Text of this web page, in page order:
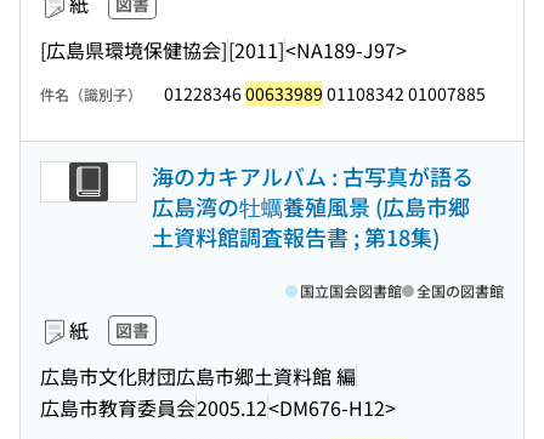
[広島県環境保健協会][2011]<NA189-J97>
件名（識別子） 0122834600633989 01108342 01007885
海のカキアルバム : 古写真が語る
広島湾の牡蠣養殖風景 (広島市郷
土資料館調査報告書 ; 第18集)
紙 図書
広島市文化財団広島市郷土資料館 編
広島市教育委員会2005.12<DM676-H12>
国立国会図書館 全国の図書館